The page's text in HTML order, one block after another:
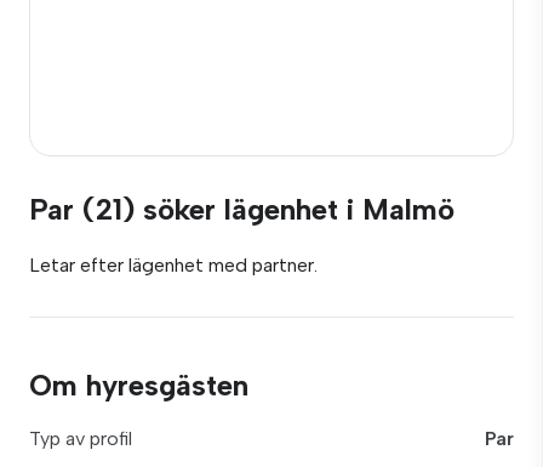
Par (21) söker lägenhet i Malmö
Letar efter lägenhet med partner.
Om hyresgästen
Typ av profil
Par